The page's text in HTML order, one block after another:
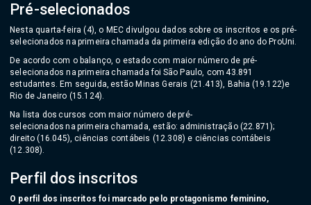
Pré-selecionados
Nesta quarta-feira (4), o MEC divulgou dados sobre os inscritos e os pré-
selecionados na primeira chamada da primeira edição do ano do ProUni.
De acordo com o balanço, o estado com maior número de pré-
selecionados na primeira chamada foi São Paulo, com 43.891
estudantes. Em seguida, estão Minas Gerais (21.413), Bahia (19.122)e
Rio de Janeiro (15.124).
Na lista dos cursos com maior número de pré-
selecionados na primeira chamada, estão: administração (22.871);
direito (16.045), ciências contábeis (12.308) e ciências contábeis
(12.308).
Perfil dos inscritos
O perfil dos inscritos foi marcado pelo protagonismo feminino,